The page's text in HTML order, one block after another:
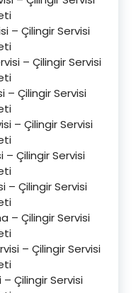
– Çilingir Servisi
– Çilingir Servisi
– Çilingir Servisi
– Çilingir Servisi
– Çilingir Servisi
– Çilingir Servisi
– Çilingir Servisi
– Çilingir Servisi
– Çilingir Servisi